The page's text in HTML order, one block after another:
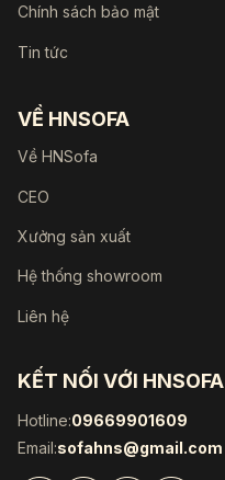
Chính sách bảo mật
Tin tức
VỀ HNSOFA
Về HNSofa
CEO
Xưởng sản xuất
Hệ thống showroom
Liên hệ
KẾT NỐI VỚI HNSOFA
Hotline:09669901609
Email:sofahns@gmail.com